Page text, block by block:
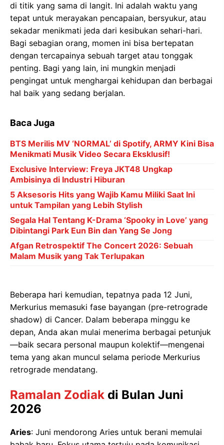
di titik yang sama di langit. Ini adalah waktu yang
tepat untuk merayakan pencapaian, bersyukur, atau
sekadar menikmati jeda dari kesibukan sehari-hari.
Bagi sebagian orang, momen ini bisa bertepatan
dengan tercapainya sebuah target atau tonggak
penting. Bagi yang lain, ini mungkin menjadi
pengingat untuk menghargai kehidupan dan berbagai
hal baik yang sedang berjalan.
Baca Juga
BTS Merilis MV ‘NORMAL’ di Spotify, ARMY Kini Bisa
Menikmati Musik Video Secara Eksklusif!
Exclusive Interview: Freya JKT48 Ungkap
Ambisinya di Industri Hiburan
5 Aksesoris Hits yang Wajib Kamu Miliki Saat Ini
untuk Tampilan yang Lebih Stylish
Segala Hal Tentang K-Drama ‘Spooky in Love’ yang
Dibintangi Park Eun Bin dan Yang Se Jong
Afgan Retrospektif The Concert 2026: Sebuah
Malam Musik yang Tak Terlupakan
Beberapa hari kemudian, tepatnya pada 12 Juni,
Merkurius memasuki fase bayangan (pre-retrograde
shadow) di Cancer. Dalam beberapa minggu ke
depan, Anda akan mulai menerima berbagai petunjuk
—baik secara personal maupun kolektif—mengenai
tema yang akan muncul selama periode Merkurius
retrograde mendatang.
Ramalan Zodiak di Bulan Juni
2026
Aries: Juni mendorong Aries untuk berani memulai